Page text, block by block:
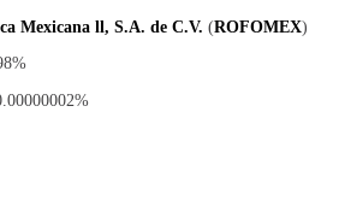
Mexicana ll, S.A. de C.V. (ROFOMEX)